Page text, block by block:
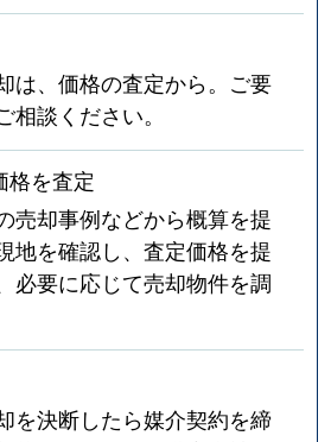
は、価格の査定から。ご要
談ください。
格を査定
売却事例などから概算を提
地を確認し、査定価格を提
必要に応じて売却物件を調
を決断したら媒介契約を締